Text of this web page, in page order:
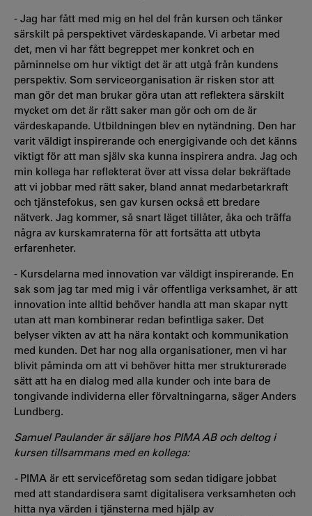
- Jag har fått med mig en hel del från kursen och tänker
särskilt på perspektivet värdeskapande. Vi arbetar med
det, men vi har fått begreppet mer konkret och en
påminnelse om hur viktigt det är att utgå från kundens
perspektiv. Som serviceorganisation är risken stor att
man gör det man brukar göra utan att reflektera särskilt
mycket om det är rätt saker man gör och om de är
värdeskapande. Utbildningen blev en nytändning. Den har
varit väldigt inspirerande och energigivande och det känns
viktigt för att man själv ska kunna inspirera andra. Jag och
min kollega har reflekterat över att vissa delar bekräftade
att vi jobbar med rätt saker, bland annat medarbetarkraft
och tjänstefokus, sen gav kursen också ett bredare
nätverk. Jag kommer, så snart läget tillåter, åka och träffa
några av kurskamraterna för att fortsätta att utbyta
erfarenheter.
- Kursdelarna med innovation var väldigt inspirerande. En
sak som jag tar med mig i vår offentliga verksamhet, är att
innovation inte alltid behöver handla att man skapar nytt
utan att man kombinerar redan befintliga saker. Det
belyser vikten av att ha nära kontakt och kommunikation
med kunden. Det har nog alla organisationer, men vi har
blivit påminda om att vi behöver hitta mer strukturerade
sätt att ha en dialog med alla kunder och inte bara de
tongivande individerna eller förvaltningarna, säger Anders
Lundberg.
Samuel Paulander är säljare hos PIMA AB och deltog i
kursen tillsammans med en kollega:
- PIMA är ett serviceföretag som sedan tidigare jobbat
med att standardisera samt digitalisera verksamheten och
hitta nya värden i tjänsterna med hjälp av